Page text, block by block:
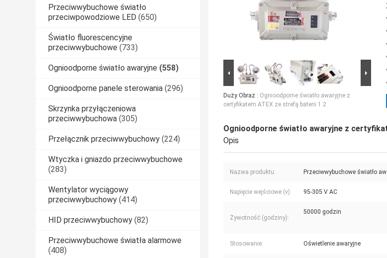
Przeciwwybuchowe światło
przeciwpowodziowe LED (650)
Światło fluorescencyjne
przeciwwybuchowe (733)
Ognioodporne światło awaryjne (558)
Ognioodporne panele sterowania (296)
Skrzynka przyłączeniowa
przeciwwybuchowa (305)
Przełącznik przeciwwybuchowy (224)
Wtyczka i gniazdo przeciwwybuchowe
(283)
Wentylator wyciągowy
przeciwwybuchowy (414)
HID przeciwwybuchowy (82)
Przeciwwybuchowe światła alarmowe
(408)
Duży Obraz : Ognioodporne światło awaryjne z
certyfikatem ATEX ze strefą baterii 1 2
Ognioodporne światło awaryjne z
Opis
Nazwa produktu: Przeciwwybuchowe światło
Napięcie wejściowe (v): 95-305 V AC
Żywotność (godziny):
50000 godzin
Stosowanie: Oświetlenie awaryjne